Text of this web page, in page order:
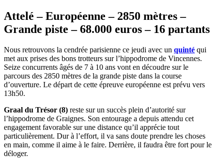
Attelé – Européenne – 2850 mètres –
Grande piste – 68.000 euros – 16 partants
Nous retrouvons la cendrée parisienne ce jeudi avec un quinté qui
met aux prises des bons trotteurs sur l’hippodrome de Vincennes.
Seize concurrents âgés de 7 à 10 ans vont en découdre sur le
parcours des 2850 mètres de la grande piste dans la course
d’ouverture. Le départ de cette épreuve européenne est prévu vers
13h50.
Graal du Trésor (8) reste sur un succès plein d’autorité sur
l’hippodrome de Graignes. Son entourage a depuis attendu cet
engagement favorable sur une distance qu’il apprécie tout
particulièrement. Dur à l’effort, il va sans doute prendre les choses
en main, comme il aime à le faire. Derrière, il faudra être fort pour le
déloger.